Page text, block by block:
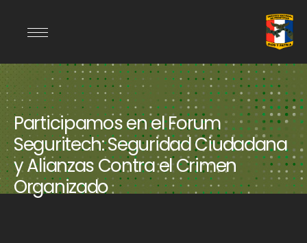
Participamos en el Forum
Seguritech: Seguridad Ciudadana
y Alianzas Contra el Crimen
Organizado